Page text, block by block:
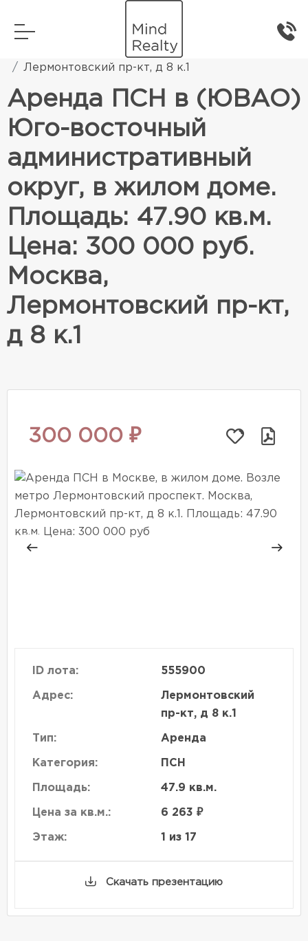
Коммерческая недвижимость
Лермонтовский пр-кт, д 8 к.1
Аренда ПСН в (ЮВАО)
Юго-восточный
административный
округ, в жилом доме.
Площадь: 47.90 кв.м.
Цена: 300 000 руб.
Москва,
Лермонтовский пр-кт,
д 8 к.1
300 000 ₽
ID лота: 555900
Адрес:
Лермонтовский
пр-кт, д 8 к.1
Тип: Аренда
Категория: ПСН
Площадь: 47.9 кв.м.
Цена за кв.м.: 6 263 ₽
Этаж: 1 из 17
Скачать презентацию